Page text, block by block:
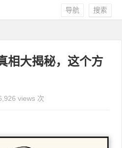
搜索
导航
相大揭秘，这个方
views 次